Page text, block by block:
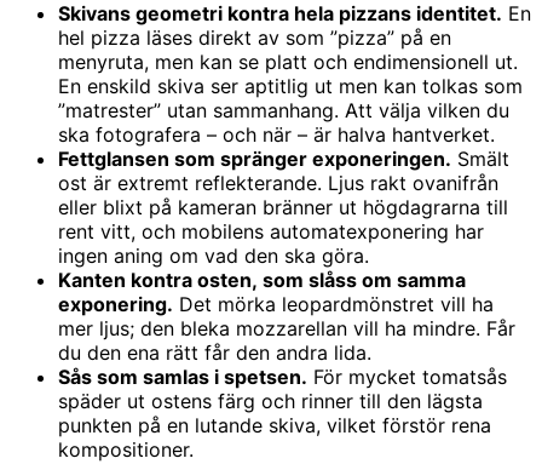
Skivans geometri kontra hela pizzans identitet. En
hel pizza läses direkt av som ”pizza” på en
menyruta, men kan se platt och endimensionell ut.
En enskild skiva ser aptitlig ut men kan tolkas som
”matrester” utan sammanhang. Att välja vilken du
ska fotografera – och när – är halva hantverket.
Fettglansen som spränger exponeringen. Smält
ost är extremt reflekterande. Ljus rakt ovanifrån
eller blixt på kameran bränner ut högdagrarna till
rent vitt, och mobilens automatexponering har
ingen aning om vad den ska göra.
Kanten kontra osten, som slåss om samma
exponering. Det mörka leopardmönstret vill ha
mer ljus; den bleka mozzarellan vill ha mindre. Får
du den ena rätt får den andra lida.
Sås som samlas i spetsen. För mycket tomatsås
späder ut ostens färg och rinner till den lägsta
punkten på en lutande skiva, vilket förstör rena
kompositioner.